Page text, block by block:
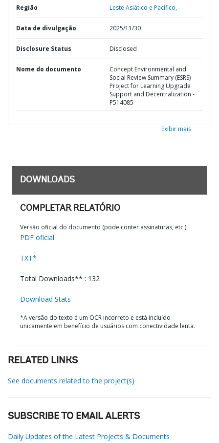
Região Leste Asiático e Pacífico,
Data de divulgação 2025/11/30
Disclosure Status Disclosed
Nome do documento
Concept Environmental and
Social Review Summary (ESRS) -
Project for Learning Upgrade
Support and Decentralization -
P514085
Exibir mais
DOWNLOADS
COMPLETAR RELATÓRIO
Versão oficial do documento (pode conter assinaturas, etc.)
PDF oficial
TXT*
Total Downloads** : 132
Download Stats
*A versão do texto é um OCR incorreto e está incluído
unicamente em benefício de usuários com conectividade lenta.
RELATED LINKS
See documents related to the project(s)
SUBSCRIBE TO EMAIL ALERTS
Daily Updates of the Latest Projects & Documents